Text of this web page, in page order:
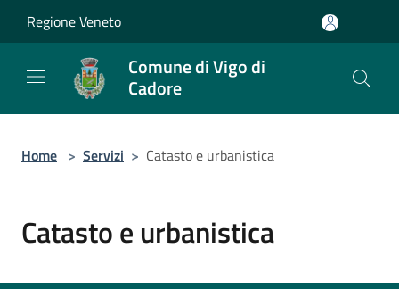
Regione Veneto
Comune di Vigo di
Cadore
Home > Servizi > Catasto e urbanistica
Catasto e urbanistica